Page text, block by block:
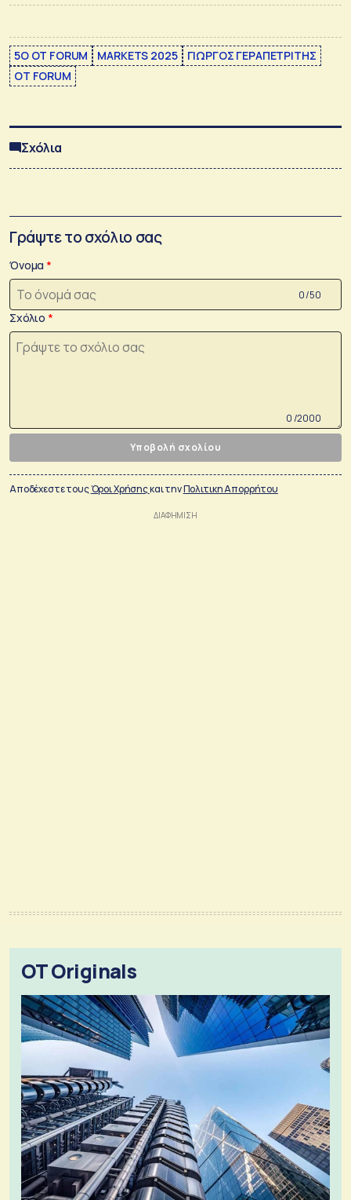
5Ο OT FORUM MARKETS 2025
ΓΙΩΡΓΟΣ ΓΕΡΑΠΕΤΡΙΤΗΣ
ΟΤ FORUM
Σχόλια
Γράψτε το σχόλιο σας
Όνομα
0 /50
Σχόλιο
0 /2000
Υποβολή σχολίου
Αποδέχεστε τουςΌροι Χρήσηςκαι τηνΠολιτικη Απορρήτου
OT Originals